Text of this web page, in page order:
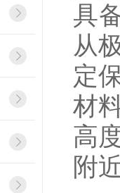
具
从
定
材
高
附